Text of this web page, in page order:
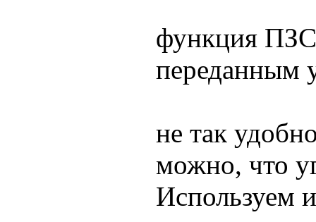
функция
переданным
не так
можно, что
Используем